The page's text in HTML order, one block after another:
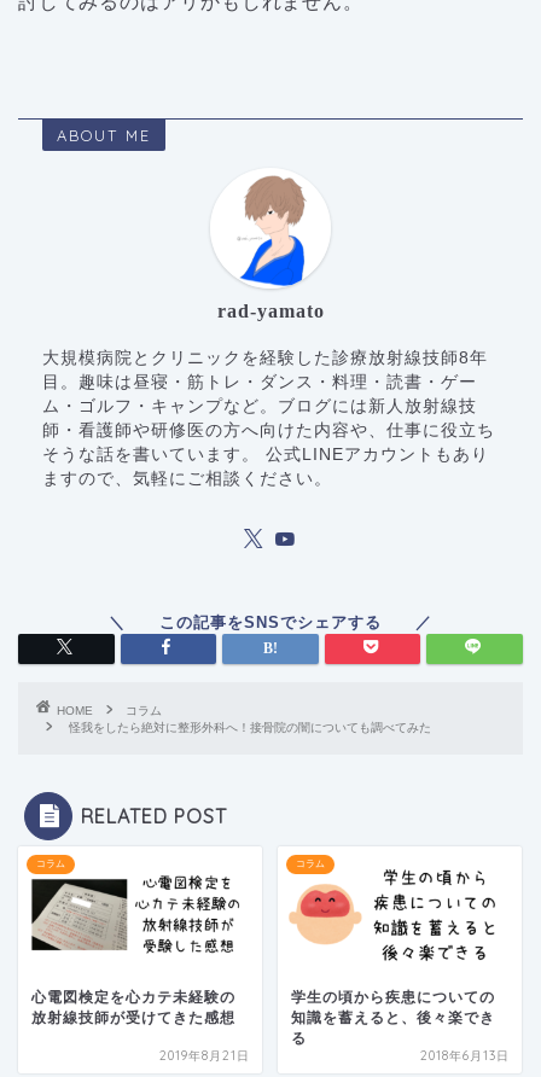
ABOUT ME
rad-yamato
大規模病院とクリニックを経験した診療放射線技師8年
目。趣味は昼寝・筋トレ・ダンス・料理・読書・ゲー
ム・ゴルフ・キャンプなど。ブログには新人放射線技
師・看護師や研修医の方へ向けた内容や、仕事に役立ち
そうな話を書いています。 公式LINEアカウントもあり
ますので、気軽にご相談ください。
HOME
コラム
怪我をしたら絶対に整形外科へ！接骨院の闇についても調べてみた
RELATED POST
コラム
心電図検定を心カテ未経験の
放射線技師が受けてきた感想
2019年8月21日
コラム
学生の頃から疾患についての
知識を蓄えると、後々楽でき
る
2018年6月13日